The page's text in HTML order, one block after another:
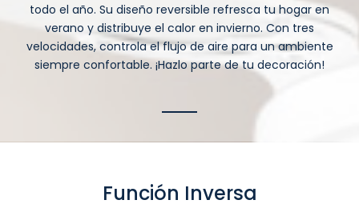
todo el año. Su diseño reversible refresca tu hogar en
verano y distribuye el calor en invierno. Con tres
velocidades, controla el flujo de aire para un ambiente
siempre confortable. ¡Hazlo parte de tu decoración!
Función Inversa